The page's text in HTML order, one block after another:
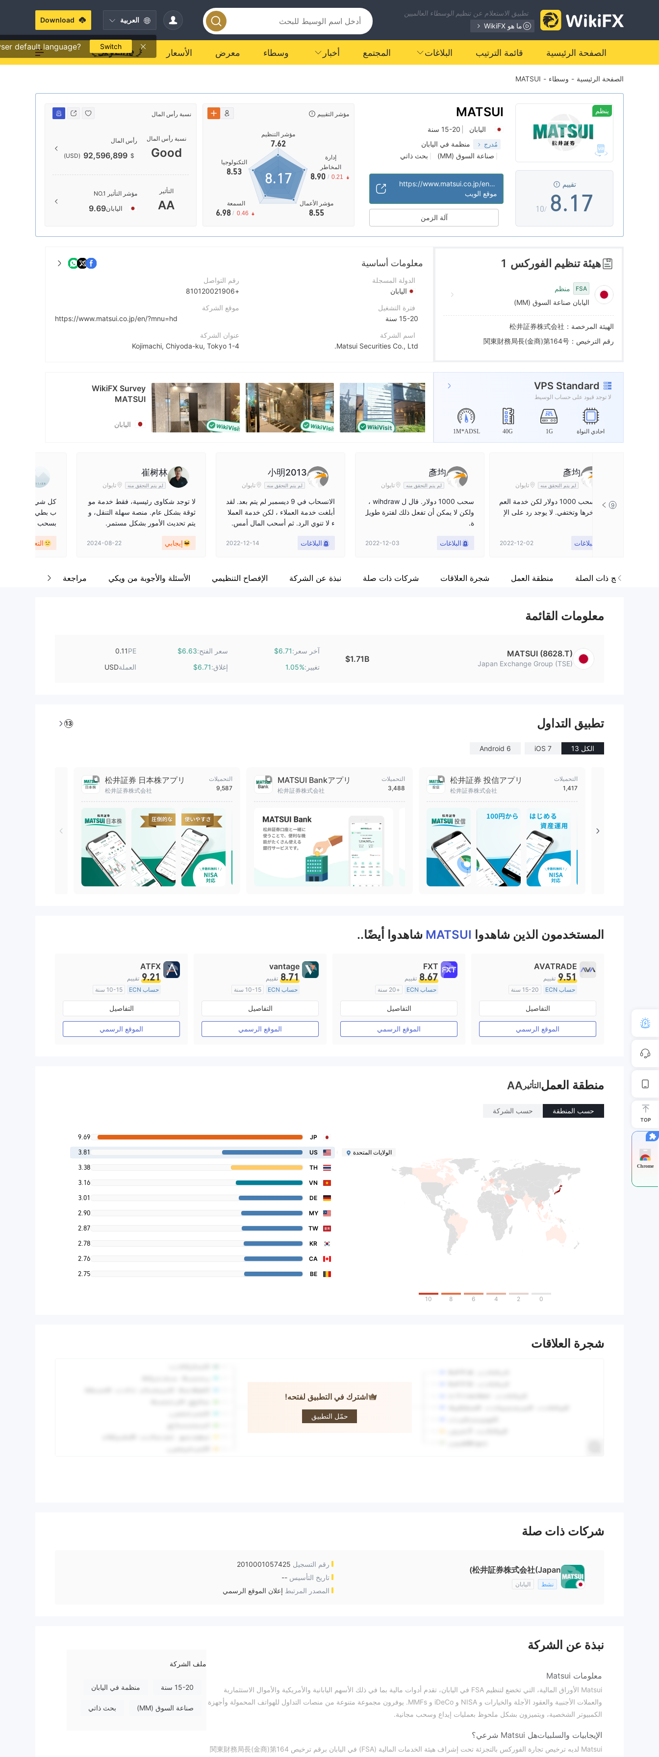
تطبيق الاستعلام عن تنظيم الوسطاء العالميين
ما هو WikiFX
العربية
default language? Switch
Download
الصفحة الرئيسية قائمة الترتيب البلاغات المجتمع أخبار وسطاء معرض الأسعار
الصفحة الرئيسية - وسطاء -
MATSUI
ينظم
تقييم
2
3
4
5
6
7
8
9
.
0
1
2
3
4
5
6
7
8
9
1
2
3
4
5
6
7
8
9
/10
MATSUI
اليابان 15-20 سنة
مُدرج منظمة في اليابان
صناعة السوق (MM) بحث ذاتي
https://www.matsui.co.jp/en/?mnu=hd
موقع الويب
آلة الزمن
مؤشر التقييم
مؤشر التنظيم
7.62
التكنولوجيا
8.53
السمعة
6.98 / 0.46
مؤشر الأعمال
8.55
إدارة
المخاطر
8.90 / 0.21
8.17
نسبة رأس المال
نسبة رأس المال
Good
رأس المال
$
92,596,899
(USD)
التأثير
AA
مؤشر التأثير NO.1
اليابان9.69
هيئة تنظيم الفوركس 1
FSA
منظم
اليابان صناعة السوق (MM)
الهيئة المرخصة：松井証券株式会社
رقم الترخيص：関東財務局長(金商)第164号
VPS Standard
لا توجد قيود على حساب الوسيط
احادي النواة 1G
40G
1M*ADSL
معلومات أساسية
الدولة المسجلة
اليابان
فترة التشغيل
15-20 سنة
اسم الشركة
Matsui Securities Co., Ltd.
موظفو الشركة
227
رقم التواصل
+810120021906
موقع الشركة
https://www.matsui.co.jp/en/?mnu=hd
عنوان الشركة
1-4 Kojimachi, Chiyoda-ku, Tokyo
X
https://x.com/Matsui06
اليابان
WikiFX Survey
MATSUI
اليابان
彥均
لم يتم التحقق منه تايوان
تريد سحب 1000 دولار لكن خدمة العم
لاء تؤخرها وتختفي. لا يوجد رد على الإ
البلاغات 2022-12-02
彥均
لم يتم التحقق منه تايوان
سحب 1000 دولار. قال ل wihdraw ،
ولكن لا يمكن أن تفعل ذلك لفترة طويل
ة.
البلاغات 2022-12-03
小明2013
لم يتم التحقق منه تايوان
الانسحاب في 9 ديسمبر لم يتم بعد. لقد
أبلغت خدمة العملاء ، لكن خدمة العملا
ء لا تنوي الرد. ثم أسحب المال أمس.
عادتها. يجب على الجميع توخي الحذر ب
البلاغات 2022-12-14
崔树林
لم يتم التحقق منه تايوان
لا توجد شكاوى رئيسية، فقط خدمة مو
ثوقة بشكل عام. منصة سهلة التنقل، و
يتم تحديث الأمور بشكل مستمر.
إيجابي 2024-08-22
كل شيء على ما
ب بطيء للغاية. إذا
بسحب الأموال ،
لا أتحمل حقيقة
ع!
التعليقات
9
البرامج ذات الصلة منطقة العمل شجرة العلاقات شركات ذات صلة نبذة عن الشركة الإفصاح التنظيمي الأسئلة والأجوبة من ويكي مراجعة
معلومات القائمة
MATSUI (8628.T)
Japan Exchange Group (TSE)
$1.71B
آخر سعر:$6.71 سعر الفتح:$6.63
PE
0.11
تغيير:1.05% إغلاق:$6.71 العملةUSD
تطبيق التداول 13
الكل 13 iOS 7
Android 6
松井証券 日本株アプリ
松井証券株式会社
التحميلات
9,587
MATSUI Bankアプリ
松井証券株式会社
التحميلات
3,488
松井証券 投信アプリ
松井証券株式会社
التحميلات
1,417
المستخدمون الذين شاهدوا MATSUI شاهدوا أيضًا..
AVATRADE
9.51 تقييم
حساب ECN
15-20 سنة
منظمة في أستراليا
صناعة السوق (MM)
رخصة كاملة ميتاتريدر ٤
التفاصيل
الموقع الرسمي
FXT
8.67 تقييم
حساب ECN
+20 سنة
منظمة في أستراليا
صناعة السوق (MM)
رخصة كاملة ميتاتريدر ٤
التفاصيل
الموقع الرسمي
vantage
8.71 تقييم
حساب ECN
10-15 سنة
منظمة في أستراليا
صناعة السوق (MM)
رخصة كاملة ميتاتريدر ٤
التفاصيل
الموقع الرسمي
ATFX
9.21 تقييم
حساب ECN
10-15 سنة
منظمة في أستراليا
صناعة السوق (MM)
رخصة كاملة ميتاتريدر ٤
التفاصيل
الموقع الرسمي
منطقة العملالتأثير AA
حسب المنطقة حسب الشركة
0
2
4
6
8
10
JP
9.69
الولايات المتحدة US
3.81
TH
3.38
VN
3.16
DE
3.01
MY
2.90
TW
2.87
KR
2.78
CA
2.76
BE
2.75
شجرة العلاقات
اشترك في التطبيق لفتحه!
حمّل التطبيق
MATSUI
شركات ذات صلة
松井証券株式会社(Japan)
نشط اليابان
رقم التسجيل 2010001057425
تاريخ التأسيس --
المصدر المرتبط إعلان الموقع الرسمي
نبذة عن الشركة
معلومات Matsui
Matsui الأوراق المالية، التي تخضع لتنظيم FSA في اليابان، تقدم أدوات مالية بما في ذلك الأسهم اليابانية والأمريكية والأموال الاستثمارية
والعملات الأجنبية والعقود الآجلة والخيارات و NISA و iDeCo و MMFs. يوفرون مجموعة متنوعة من منصات التداول للهواتف المحمولة وأجهزة
الكمبيوتر الشخصية، ويتميزون بشكل ملحوظ بعمليات إيداع وسحب مجانية.
الإيجابيات والسلبياتهل Matsui شرعي؟
Matsui لديه ترخيص تجارة الفوركس بالتجزئة تحت إشراف هيئة الخدمات المالية (FSA) في اليابان برقم ترخيص 関東財務局長(金商)第164
ملف الشركة
15-20 سنة منظمة في اليابان
صناعة السوق (MM) بحث ذاتي
TOP
Chrome